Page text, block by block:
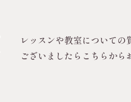
レッスンや教室について
ございましたらこちらから